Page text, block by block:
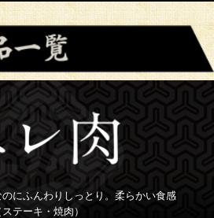
にふんわりしっとり。柔らかい食感
ステーキ・焼肉）